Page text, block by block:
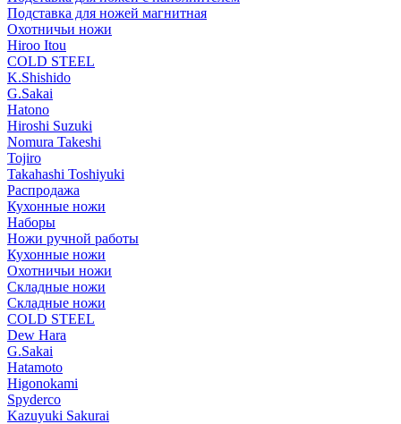
Подставка для ножей магнитная
Охотничьи ножи
Hiroo Itou
COLD STEEL
K.Shishido
G.Sakai
Hatono
Hiroshi Suzuki
Nomura Takeshi
Tojiro
Takahashi Toshiyuki
Распродажа
Кухонные ножи
Наборы
Ножи ручной работы
Кухонные ножи
Охотничьи ножи
Складные ножи
Складные ножи
COLD STEEL
Dew Hara
G.Sakai
Hatamoto
Higonokami
Spyderco
Kazuyuki Sakurai